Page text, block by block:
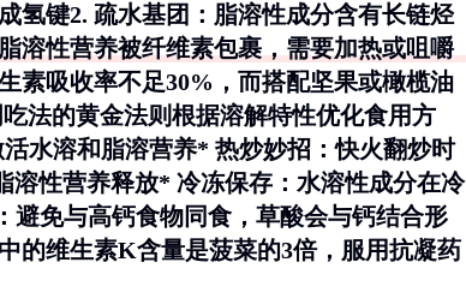
氢键2. 疏水基团 ：脂溶性成分含有长链烃
脂溶性营养被纤维素包裹，需要加热或咀嚼
素吸收率不足30%，而搭配坚果或橄榄油
法的黄金法则根据溶解特性优化食用方
活水溶和脂溶营养* 热炒妙招 ：快火翻炒时
溶性营养释放* 冷冻保存 ：水溶性成分在冷
：避免与高钙食物同食，草酸会与钙结合形
的维生素K含量是菠菜的3倍，服用抗凝药